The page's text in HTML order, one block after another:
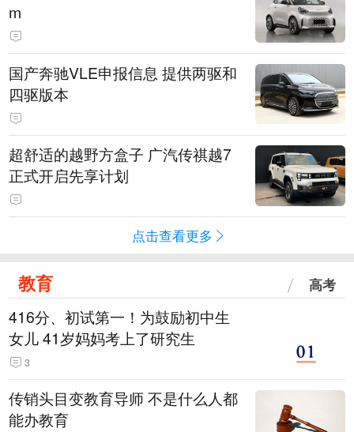
m
国产奔驰VLE申报信息 提供两驱和
四驱版本
超舒适的越野方盒子 广汽传祺越7
正式开启先享计划
点击查看更多
教育 高考
416分、初试第一！为鼓励初中生
女儿 41岁妈妈考上了研究生
3
传销头目变教育导师 不是什么人都
能办教育